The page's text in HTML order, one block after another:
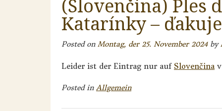
(Slovenčina) Ples
Katarínky –
Posted on Montag, der 25. November 2024by
Leider ist der Eintrag nur auf Slovenčina
Posted inAllgemein